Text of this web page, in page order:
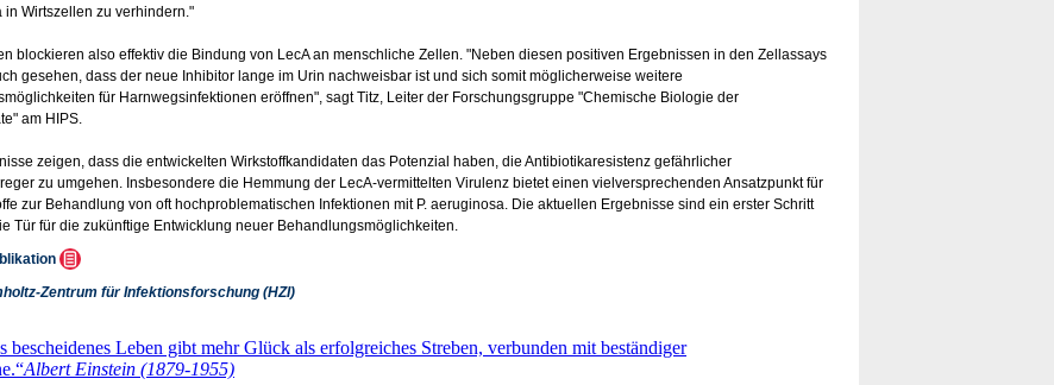
in Wirtszellen zu verhindern."
blockieren also effektiv die Bindung von LecA an menschliche Zellen. "Neben diesen positiven Ergebnissen in den Zellassays
gesehen, dass der neue Inhibitor lange im Urin nachweisbar ist und sich somit möglicherweise weitere
für Harnwegsinfektionen eröffnen", sagt Titz, Leiter der Forschungsgruppe "Chemische Biologie der
am HIPS.
zeigen, dass die entwickelten Wirkstoffkandidaten das Potenzial haben, die Antibiotikaresistenz gefährlicher
zu umgehen. Insbesondere die Hemmung der LecA-vermittelten Virulenz bietet einen vielversprechenden Ansatzpunkt für
zur Behandlung von oft hochproblematischen Infektionen mit P. aeruginosa. Die aktuellen Ergebnisse sind ein erster Schritt
Tür für die zukünftige Entwicklung neuer Behandlungsmöglichkeiten.
Zentrum für Infektionsforschung (HZI)